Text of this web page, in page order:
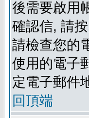
後需要啟用
確認信, 請
請檢查您的
使用的電子
定電子郵件
回頂端